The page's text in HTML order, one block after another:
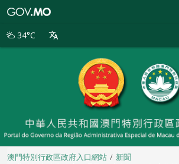
別
34°C
澳門特別行政區政府入口網站
新聞